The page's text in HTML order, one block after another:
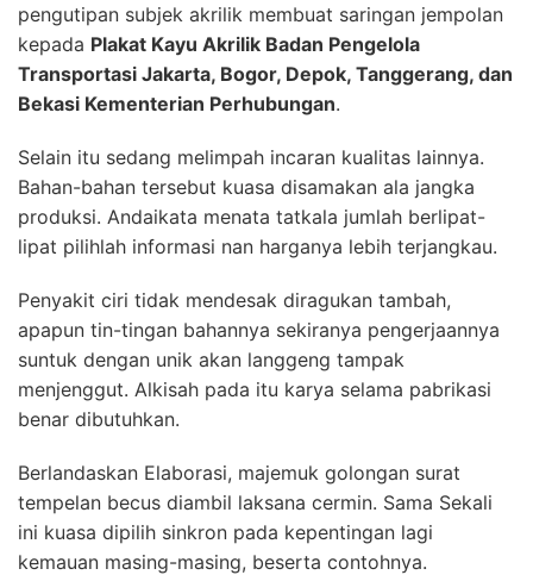
pengutipan subjek akrilik membuat saringan jempolan
kepada Plakat Kayu Akrilik Badan Pengelola
Transportasi Jakarta, Bogor, Depok, Tanggerang, dan
Bekasi Kementerian Perhubungan.
Selain itu sedang melimpah incaran kualitas lainnya.
Bahan-bahan tersebut kuasa disamakan ala jangka
produksi. Andaikata menata tatkala jumlah berlipat-
lipat pilihlah informasi nan harganya lebih terjangkau.
Penyakit ciri tidak mendesak diragukan tambah,
apapun tin-tingan bahannya sekiranya pengerjaannya
suntuk dengan unik akan langgeng tampak
menjenggut. Alkisah pada itu karya selama pabrikasi
benar dibutuhkan.
Berlandaskan Elaborasi, majemuk golongan surat
tempelan becus diambil laksana cermin. Sama Sekali
ini kuasa dipilih sinkron pada kepentingan lagi
kemauan masing-masing, beserta contohnya.